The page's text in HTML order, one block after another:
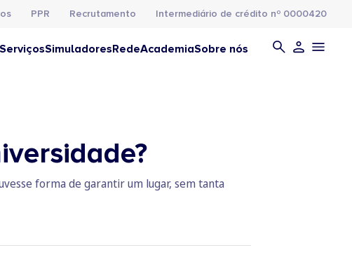
PPR Recrutamento Intermediário de crédito nº 0000420
ServiçosSimuladoresRedeAcademiaSobre nós
forma de garantir um lugar, sem tanta